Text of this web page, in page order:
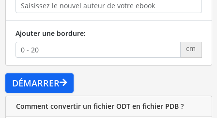
Ajouter une bordure:
cm
DÉMARRER
Comment convertir un fichier ODT en fichier PDB ?